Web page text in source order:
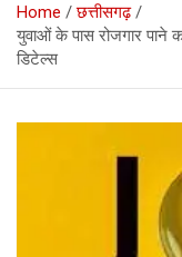
Home
छत्तीसगढ़
युवाओं के पास रोजगार पाने
डिटेल्स